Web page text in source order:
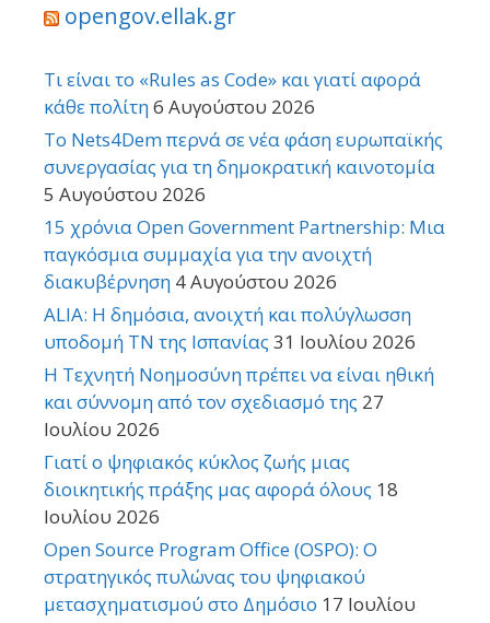
opengov.ellak.gr
Τι είναι το «Rules as Code» και γιατί αφορά
κάθε πολίτη6 Αυγούστου 2026
Το Nets4Dem περνά σε νέα φάση ευρωπαϊκής
συνεργασίας για τη δημοκρατική καινοτομία
5 Αυγούστου 2026
15 χρόνια Open Government Partnership: Μια
παγκόσμια συμμαχία για την ανοιχτή
διακυβέρνηση 4 Αυγούστου 2026
ALIA: Η δημόσια, ανοιχτή και πολύγλωσση
υποδομή ΤΝ της Ισπανίας 31 Ιουλίου 2026
Η Τεχνητή Νοημοσύνη πρέπει να είναι ηθική
και σύννομη από τον σχεδιασμό της 27
Ιουλίου 2026
Γιατί ο ψηφιακός κύκλος ζωής μιας
διοικητικής πράξης μας αφορά όλους 18
Ιουλίου 2026
Open Source Program Office (OSPO): Ο
στρατηγικός πυλώνας του ψηφιακού
μετασχηματισμού στο Δημόσιο 17 Ιουλίου